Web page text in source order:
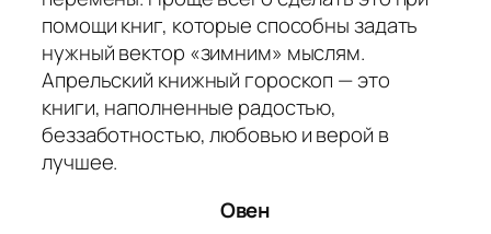
помощи книг, которые способны задать
нужный вектор «зимним» мыслям.
Апрельский книжный гороскоп — это
книги, наполненные радостью,
беззаботностью, любовью и верой в
лучшее.
Овен